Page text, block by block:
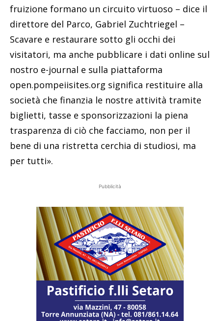
fruizione formano un circuito virtuoso – dice il
direttore del Parco, Gabriel Zuchtriegel –
Scavare e restaurare sotto gli occhi dei
visitatori, ma anche pubblicare i dati online sul
nostro e-journal e sulla piattaforma
open.pompeiisites.org significa restituire alla
società che finanzia le nostre attività tramite
biglietti, tasse e sponsorizzazioni la piena
trasparenza di ciò che facciamo, non per il
bene di una ristretta cerchia di studiosi, ma
per tutti».
Pubblicità